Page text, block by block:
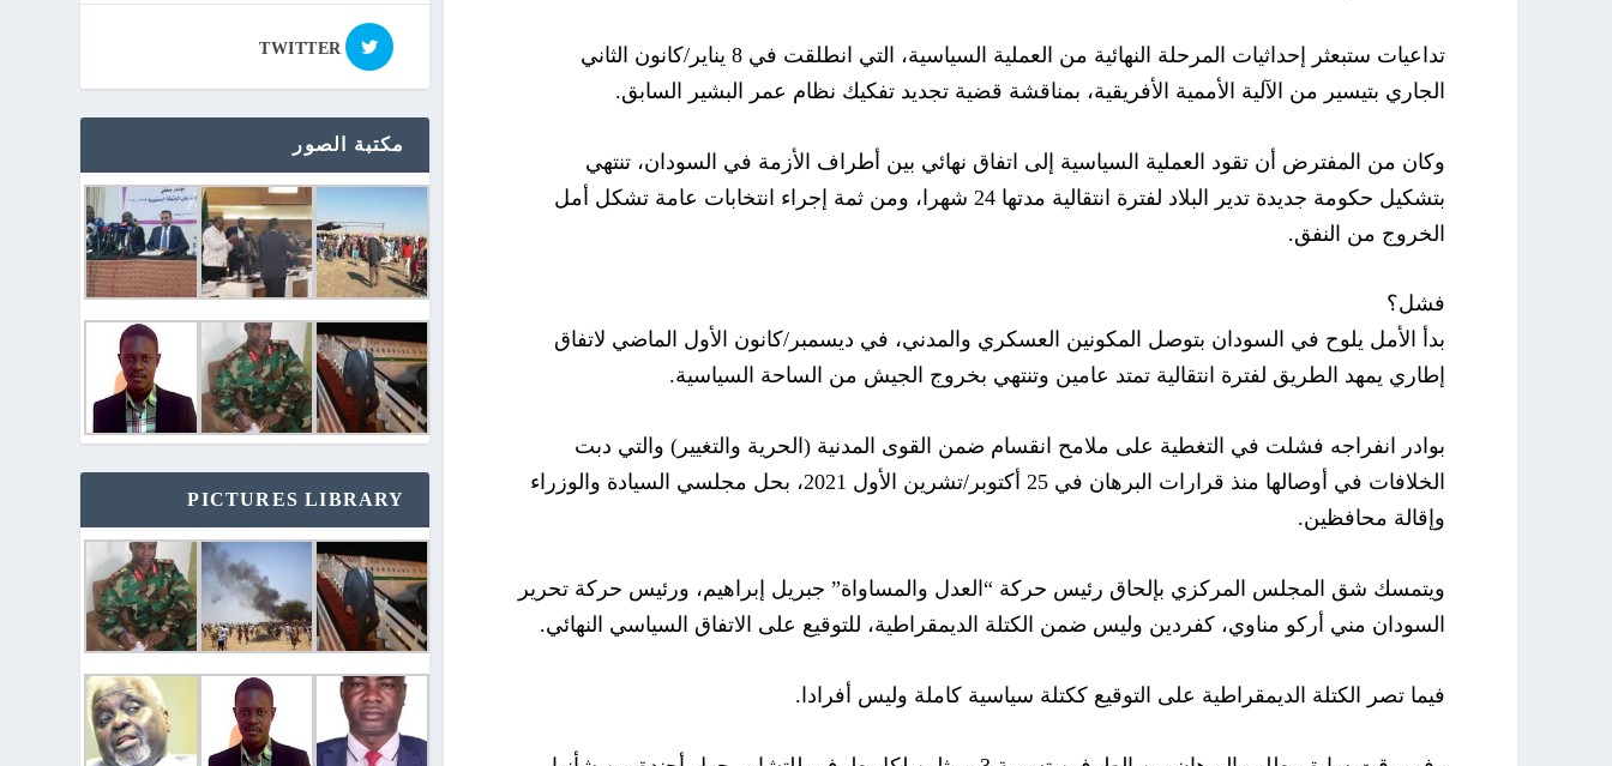
تداعيات ستبعثر إحداثيات المرحلة النهائية من العملية السياسية، التي انطلقت في 8 يناير/كانون الثاني
الجاري بتيسير من الآلية الأممية الأفريقية، بمناقشة قضية تجديد تفكيك نظام عمر البشير السابق.
وكان من المفترض أن تقود العملية السياسية إلى اتفاق نهائي بين أطراف الأزمة في السودان، تنتهي
بتشكيل حكومة جديدة تدير البلاد لفترة انتقالية مدتها 24 شهرا، ومن ثمة إجراء انتخابات عامة تشكل أمل
الخروج من النفق.
فشل؟
بدأ الأمل يلوح في السودان بتوصل المكونين العسكري والمدني، في ديسمبر/كانون الأول الماضي لاتفاق
إطاري يمهد الطريق لفترة انتقالية تمتد عامين وتنتهي بخروج الجيش من الساحة السياسية.
بوادر انفراجه فشلت في التغطية على ملامح انقسام ضمن القوى المدنية (الحرية والتغيير) والتي دبت
الخلافات في أوصالها منذ قرارات البرهان في 25 أكتوبر/تشرين الأول 2021، بحل مجلسي السيادة والوزراء
وإقالة محافظين.
ويتمسك شق المجلس المركزي بإلحاق رئيس حركة “العدل والمساواة” جبريل إبراهيم، ورئيس حركة تحرير
السودان مني أركو مناوي، كفردين وليس ضمن الكتلة الديمقراطية، للتوقيع على الاتفاق السياسي النهائي.
فيما تصر الكتلة الديمقراطية على التوقيع ككتلة سياسية كاملة وليس أفرادا.
TWITTER
مكتبة الصور
PICTURES LIBRARY